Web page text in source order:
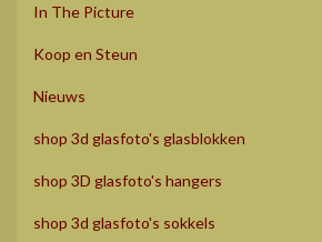
In The Picture
Koop en Steun
Nieuws
shop 3d glasfoto's glasblokken
shop 3D glasfoto's hangers
shop 3d glasfoto's sokkels